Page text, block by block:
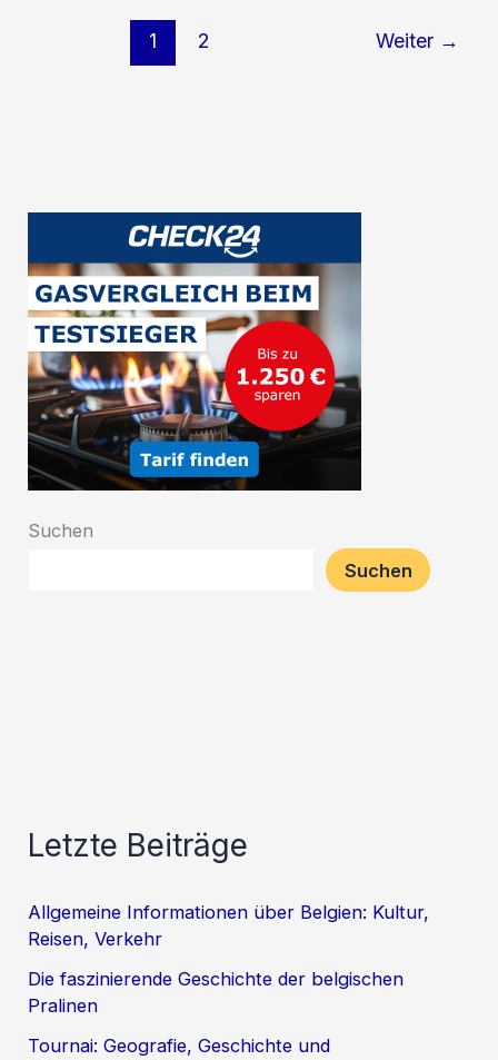
1 2 Weiter →
Suchen
Suchen
Letzte Beiträge
Allgemeine Informationen über Belgien: Kultur,
Reisen, Verkehr
Die faszinierende Geschichte der belgischen
Pralinen
Tournai: Geografie, Geschichte und